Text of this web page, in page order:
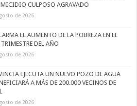
CULPOSO AGRAVADO
de 2026
EL AUMENTO DE LA POBREZA EN EL
DEL AÑO
de 2026
EJECUTA UN NUEVO POZO DE AGUA
A MÁS DE 200.000 VECINOS DE
de 2026